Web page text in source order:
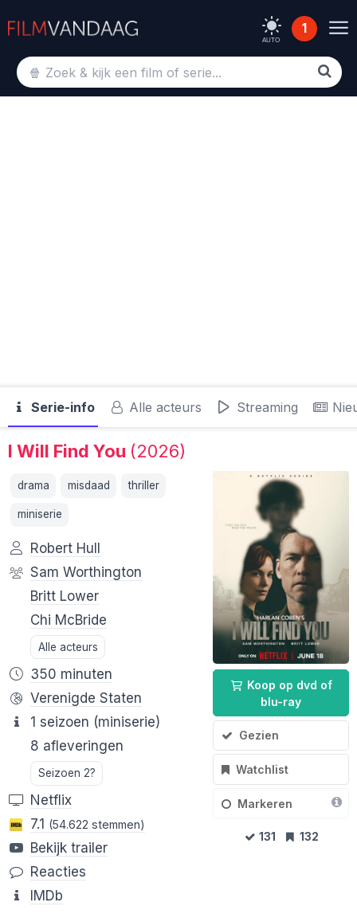
AUTO
1
Serie-info Alle acteurs Streaming
I Will Find You (2026)
Koop op dvd of
blu-ray
Gezien
Watchlist
Markeren
131 132
drama misdaad thriller
miniserie
Robert Hull
Sam Worthington
Britt Lower
Chi McBride
Alle acteurs
350 minuten
Verenigde Staten
1 seizoen (miniserie)
8 afleveringen
Seizoen 2?
Netflix
7.1 (54.622 stemmen)
Bekijk trailer
Reacties
IMDb